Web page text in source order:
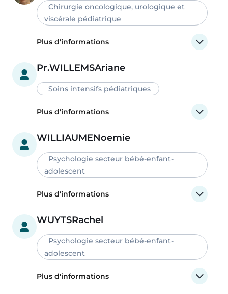
Chirurgie oncologique, urologique et
viscérale pédiatrique
Plus d'informations
Pr.WILLEMSAriane
Soins intensifs pédiatriques
Plus d'informations
WILLIAUMENoemie
Psychologie secteur bébé-enfant-
adolescent
Plus d'informations
WUYTSRachel
Psychologie secteur bébé-enfant-
adolescent
Plus d'informations